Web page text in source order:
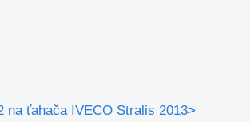
na ťahača IVECO Stralis 2013>